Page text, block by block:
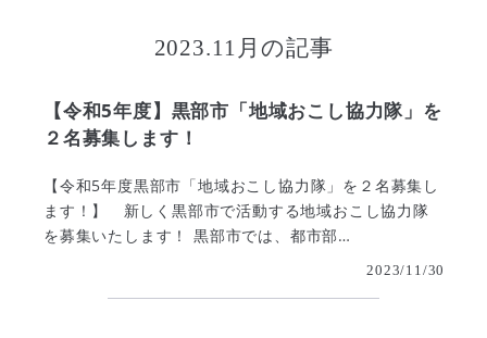
2023.11月 の記事
【令和5年度】黒部市「地域おこし協力隊」を
２名募集します！
【令和5年度黒部市「地域おこし協力隊」を２名募集し
ます！】 新しく黒部市で活動する地域おこし協力隊
を募集いたします！ 黒部市では、都市部…
2023/11/30